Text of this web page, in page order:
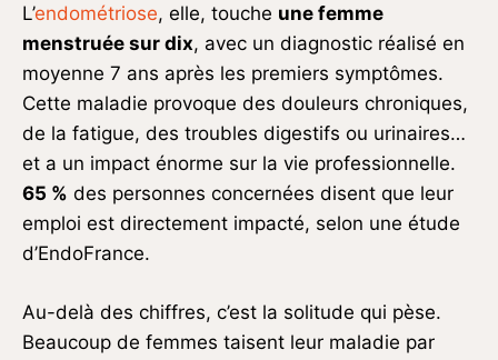
L’endométriose, elle, touche une femme
menstruée sur dix, avec un diagnostic réalisé en
moyenne 7 ans après les premiers symptômes.
Cette maladie provoque des douleurs chroniques,
de la fatigue, des troubles digestifs ou urinaires…
et a un impact énorme sur la vie professionnelle.
65 % des personnes concernées disent que leur
emploi est directement impacté, selon une étude
d’EndoFrance.
Au-delà des chiffres, c’est la solitude qui pèse.
Beaucoup de femmes taisent leur maladie par